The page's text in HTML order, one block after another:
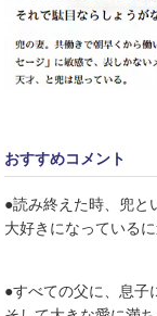
おすすめコメント
●読み終えた時、兜と
大好きになってい
●すべての父に、息子